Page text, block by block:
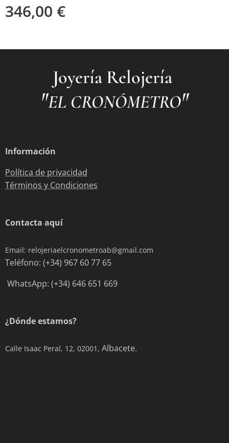
346,00 €
Joyería Relojería
"EL CRONÓMETRO"
Información
Política de privacidad
Términos y Condiciones
Contacta aquí
Email: relojeriaelcronometroab@gmail.com
Teléfono: (+34) 967 60 77 65
WhatsApp: (+34) 646 651 669
¿Dónde estamos?
Calle Isaac Peral, 12, 02001, Albacete.